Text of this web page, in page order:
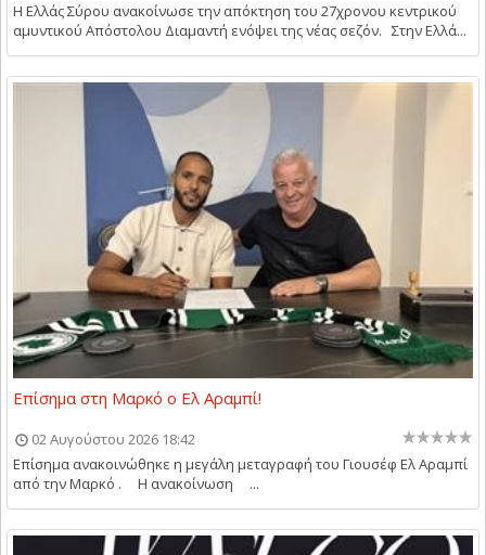
Η Ελλάς Σύρου ανακοίνωσε την απόκτηση του 27χρονου κεντρικού
αμυντικού Απόστολου Διαμαντή ενόψει της νέας σεζόν. Στην Ελλά...
Επίσημα στη Μαρκό ο Ελ Αραμπί!
02 Αυγούστου 2026 18:42
Επίσημα ανακοινώθηκε η μεγάλη μεταγραφή του Γιουσέφ Ελ Αραμπί
από την Μαρκό . Η ανακοίνωση ...